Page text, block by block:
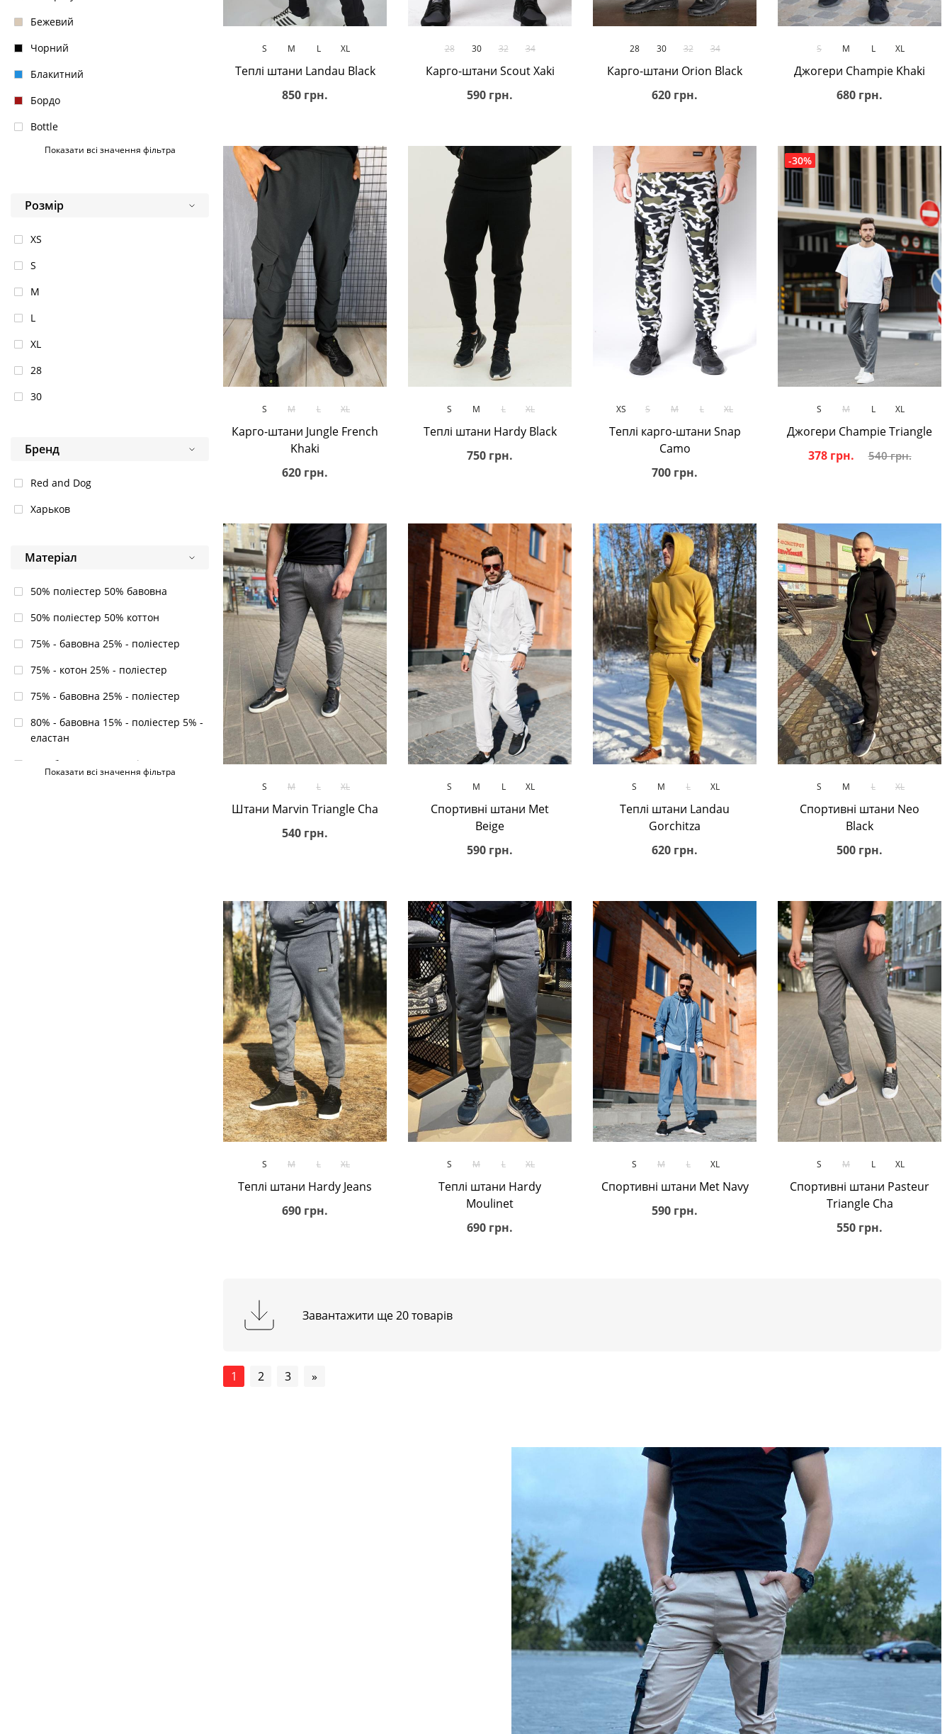
Бежевий
Чорний
Блакитний
Бордо
Bottle
Camo
Dark Grey
Raven Black
Червоний
Triangle Cha
Xaki
Показати всі значення фільтра
Розмір
XS
S
M
L
XL
28
30
Бренд
Red and Dog
Харьков
Матеріал
50% поліестер 50% бавовна
50% поліестер 50% коттон
75% - бавовна 25% - поліестер
75% - котон 25% - поліестер
75% - бавовна 25% - поліестер
80% - бавовна 15% - поліестер 5% -
еластан
80% бавовна 15% поліестер 5%
еластан
Показати всі значення фільтра
S M L XL
Теплі штани Landau Black
850 грн.
28 30 32 34
Карго-штани Scout Xaki
590 грн.
28 30 32 34
Карго-штани Orion Black
620 грн.
S M L XL
Джогери Champie Khaki
680 грн.
S M L XL
Карго-штани Jungle French
Khaki
620 грн.
S M L XL
Теплі штани Hardy Black
750 грн.
XS S M L XL
Теплі карго-штани Snap
Camo
700 грн.
-30%
S M L XL
Джогери Champie Triangle
378 грн.
540 грн.
S M L XL
Штани Marvin Triangle Cha
540 грн.
S M L XL
Спортивні штани Met
Beige
590 грн.
S M L XL
Теплі штани Landau
Gorchitza
620 грн.
S M L XL
Спортивні штани Neo
Black
500 грн.
S M L XL
Теплі штани Hardy Jeans
690 грн.
S M L XL
Теплі штани Hardy
Moulinet
690 грн.
S M L XL
Спортивні штани Met Navy
590 грн.
S M L XL
Спортивні штани Pasteur
Triangle Cha
550 грн.
Завантажити ще 20 товарів
1 2 3 »